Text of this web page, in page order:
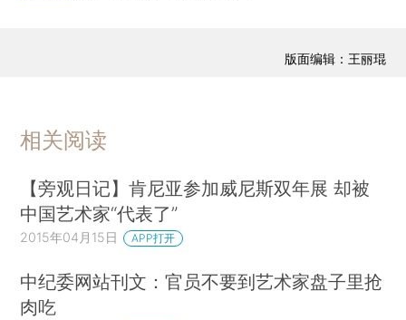
版面编辑：王丽琨
相关阅读
【旁观日记】肯尼亚参加威尼斯双年展 却被
中国艺术家“代表了”
2015年04月15日 APP打开
中纪委网站刊文：官员不要到艺术家盘子里抢
肉吃